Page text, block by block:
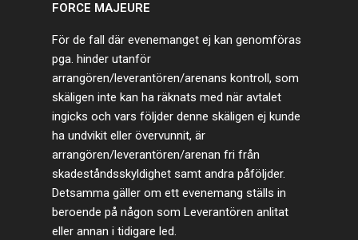
FORCE MAJEURE
För de fall där evenemanget ej kan genomföras
pga. hinder utanför
arrangören/leverantören/arenans kontroll, som
skäligen inte kan ha räknats med när avtalet
ingicks och vars följder denne skäligen ej kunde
ha undvikit eller övervunnit, är
arrangören/leverantören/arenan fri från
skadeståndsskyldighet samt andra påföljder.
Detsamma gäller om ett evenemang ställs in
beroende på någon som Leverantören anlitat
eller annan i tidigare led.